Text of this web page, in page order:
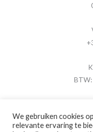
BTW:
We gebruiken cookies
relevante ervaring te